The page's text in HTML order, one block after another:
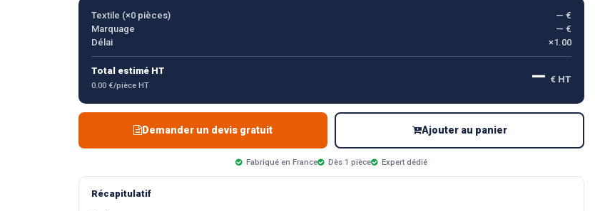
Textile (×0pièces)
— €
Marquage
— €
Délai
×1.00
Total estimé HT
0.00 €/pièce HT — € HT
Demander un devis gratuit Ajouter au panier
Fabriqué en France Dès 1 pièce Expert dédié
Récapitulatif